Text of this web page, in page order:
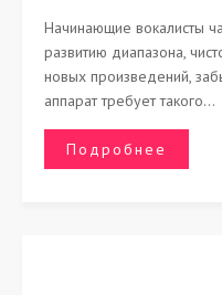
Начинающие вокалисты
развитию диапазона,
новых произведений,
аппарат требует такого...
Подробнее